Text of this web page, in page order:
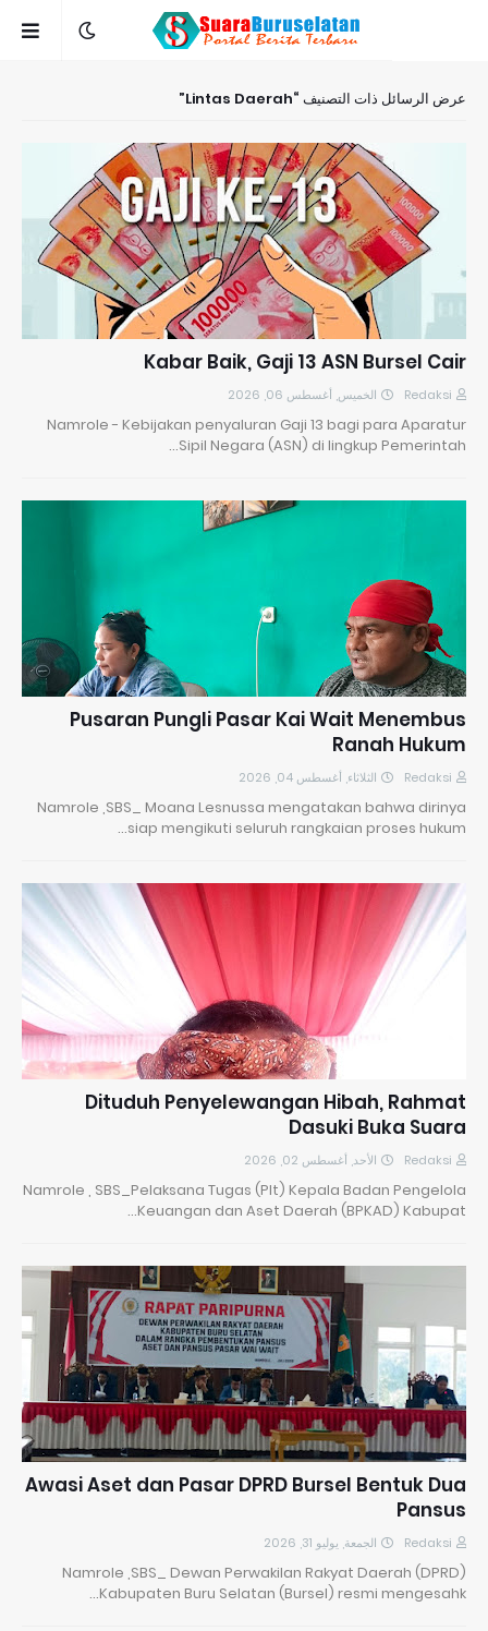
عرض الرسائل ذات التصنيف Lintas Daerah
Kabar Baik, Gaji 13 ASN Bursel Cair
Redaksi الخميس, أغسطس 06, 2026
Namrole - Kebijakan penyaluran Gaji 13 bagi para Aparatur
Sipil Negara (ASN) di lingkup Pemerintah…
Pusaran Pungli Pasar Kai Wait Menembus
Ranah Hukum
Redaksi الثلاثاء, أغسطس 04, 2026
Namrole ,SBS_ Moana Lesnussa mengatakan bahwa dirinya
siap mengikuti seluruh rangkaian proses hukum…
Dituduh Penyelewangan Hibah, Rahmat
Dasuki Buka Suara
Redaksi الأحد, أغسطس 02, 2026
Namrole , SBS_Pelaksana Tugas (Plt) Kepala Badan Pengelola
Keuangan dan Aset Daerah (BPKAD) Kabupat…
Awasi Aset dan Pasar DPRD Bursel Bentuk Dua
Pansus
Redaksi الجمعة, يوليو 31, 2026
Namrole ,SBS_ Dewan Perwakilan Rakyat Daerah (DPRD)
Kabupaten Buru Selatan (Bursel) resmi mengesahk…